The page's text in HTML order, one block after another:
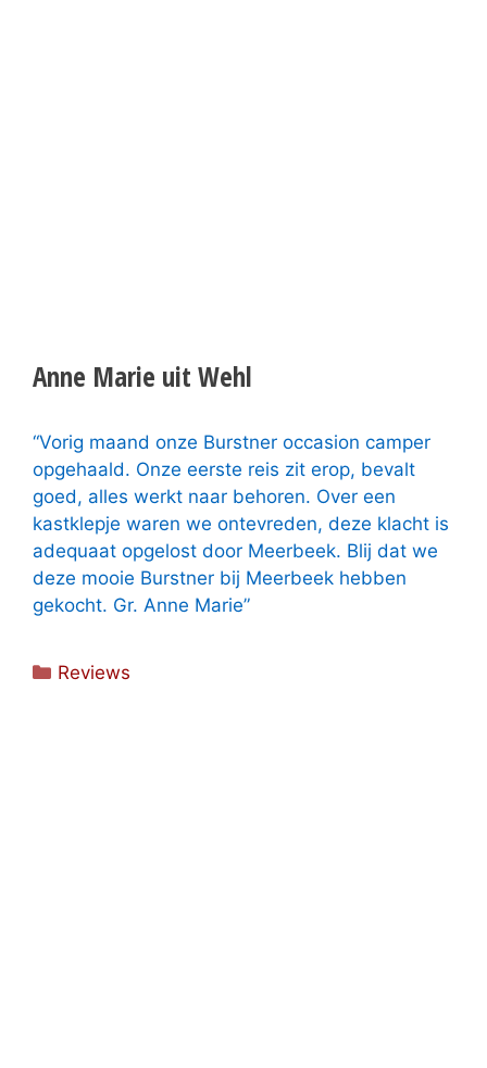
Anne Marie uit Wehl
“Vorig maand onze Burstner occasion camper
opgehaald. Onze eerste reis zit erop, bevalt
goed, alles werkt naar behoren. Over een
kastklepje waren we ontevreden, deze klacht is
adequaat opgelost door Meerbeek. Blij dat we
deze mooie Burstner bij Meerbeek hebben
gekocht. Gr. Anne Marie”
Categorieën
Reviews